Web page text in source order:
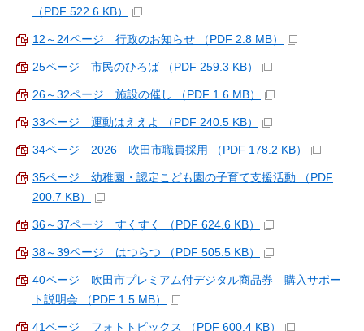
（PDF 522.6 KB）
12～24ページ 行政のお知らせ （PDF 2.8 MB）
25ページ 市民のひろば （PDF 259.3 KB）
26～32ページ 施設の催し （PDF 1.6 MB）
33ページ 運動はええよ （PDF 240.5 KB）
34ページ 2026 吹田市職員採用 （PDF 178.2 KB）
35ページ 幼稚園・認定こども園の子育て支援活動 （PDF
200.7 KB）
36～37ページ すくすく （PDF 624.6 KB）
38～39ページ はつらつ （PDF 505.5 KB）
40ページ 吹田市プレミアム付デジタル商品券 購入サポー
ト説明会 （PDF 1.5 MB）
41ページ フォトトピックス （PDF 600.4 KB）